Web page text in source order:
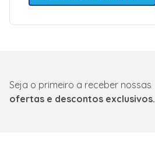
Seja o primeiro a receber nossas
ofertas e descontos exclusivos.